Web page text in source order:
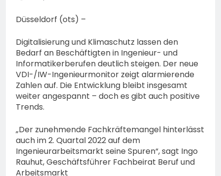
Düsseldorf (ots) –
Digitalisierung und Klimaschutz lassen den
Bedarf an Beschäftigten in Ingenieur- und
Informatikerberufen deutlich steigen. Der neue
VDI-/IW-Ingenieurmonitor zeigt alarmierende
Zahlen auf. Die Entwicklung bleibt insgesamt
weiter angespannt – doch es gibt auch positive
Trends.
„Der zunehmende Fachkräftemangel hinterlässt
auch im 2. Quartal 2022 auf dem
Ingenieurarbeitsmarkt seine Spuren“, sagt Ingo
Rauhut, Geschäftsführer Fachbeirat Beruf und
Arbeitsmarkt